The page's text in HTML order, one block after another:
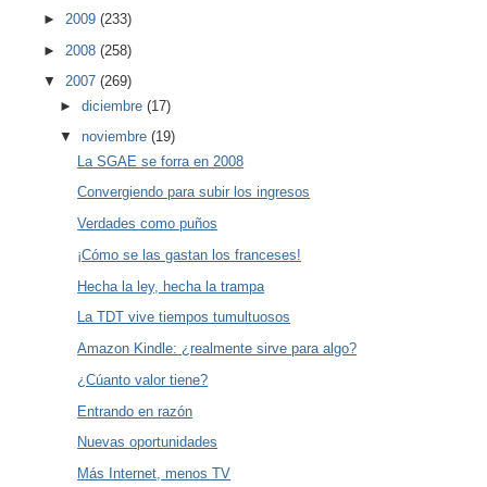
► 2009 (233)
► 2008 (258)
▼ 2007 (269)
►diciembre(17)
▼noviembre(19)
La SGAE se forra en 2008
Convergiendo para subir los ingresos
Verdades como puños
¡Cómo se las gastan los franceses!
Hecha la ley, hecha la trampa
La TDT vive tiempos tumultuosos
Amazon Kindle: ¿realmente sirve para algo?
¿Cúanto valor tiene?
Entrando en razón
Nuevas oportunidades
Más Internet, menos TV